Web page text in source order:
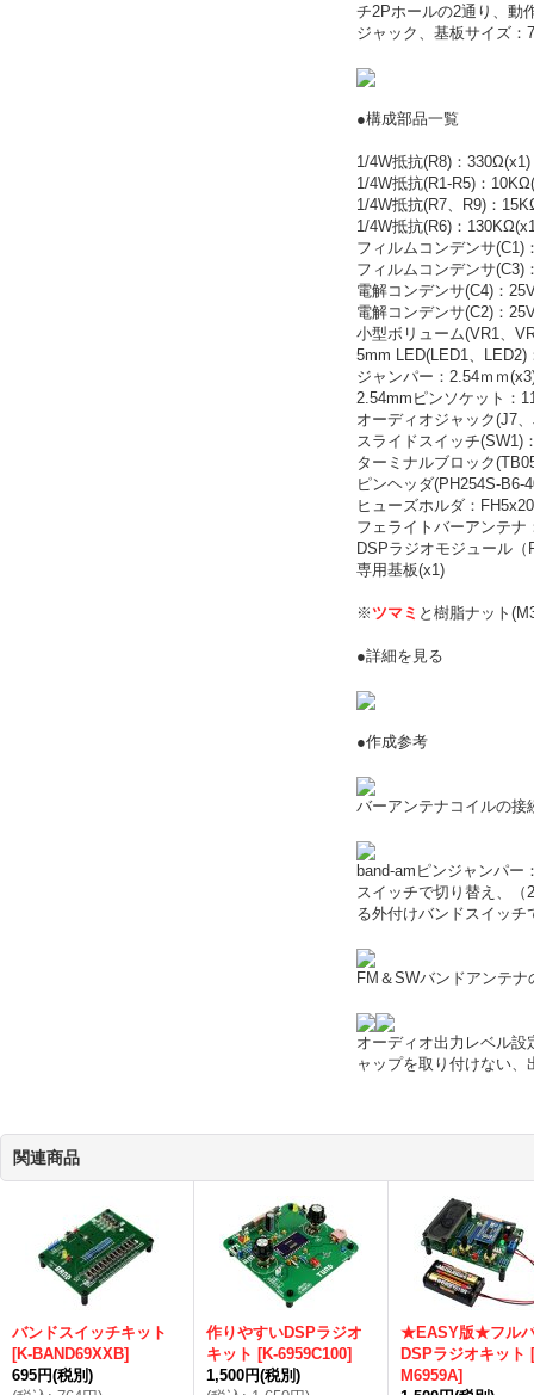
チ2Pホールの2通り、動
ジャック、基板サイズ
●構成部品一覧
1/4W抵抗(R8)：330Ω(x1)
1/4W抵抗(R1-R5)：
1/4W抵抗(R7、R9)：
1/4W抵抗(R6)：
フィルムコンデンサ(C1)
フィルムコンデンサ(C3)
電解コンデンサ(C4)：
電解コンデンサ(C2)：
小型ボリューム(VR1、
5mm LED(LED1、
ジャンパー：2.54ｍｍ
2.54mmピンソケット：
オーディオジャック(J7
スライドスイッチ(SW1)
ターミナルブロック
ピンヘッダ(PH254S-
ヒューズホルダ：
フェライトバーアンテナ
DSPラジオモジュール
専用基板(x1)
※ ツマミ と樹脂ナット
●詳細を見る
●作成参考
バーアンテナコイルの接
band-amピンジャンパ
スイッチで切り替え、
る外付けバンドスイッ
FM＆SWバンドアンテナ
オーディオ出力レベル
ャップを取り付けない、
関連商品
バンドスイッチキット
[K-BAND69XXB]
695円(税別)
作りやすいDSPラジオ
キット [K-6959C100]
1,500円(税別)
★EASY版★フル
DSPラジオキット [
M6959A]